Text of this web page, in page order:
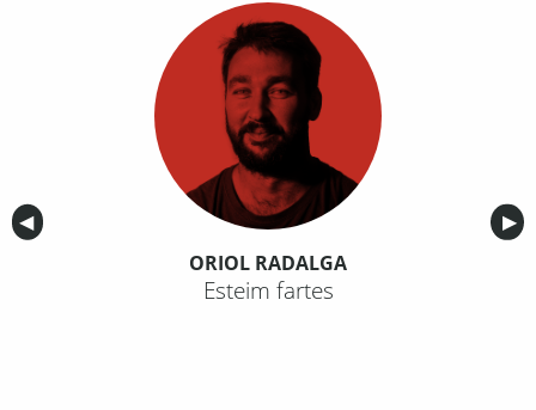
Anterior
◀︎ ▶︎
ORIOL RADALGA
Esteim fartes